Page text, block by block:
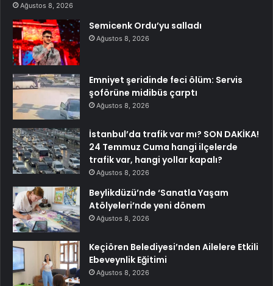
Ağustos 8, 2026
Semicenk Ordu’yu salladı
Ağustos 8, 2026
Emniyet şeridinde feci ölüm: Servis
şoförüne midibüs çarptı
Ağustos 8, 2026
İstanbul’da trafik var mı? SON DAKİKA!
24 Temmuz Cuma hangi ilçelerde
trafik var, hangi yollar kapalı?
Ağustos 8, 2026
Beylikdüzü’nde ‘Sanatla Yaşam
Atölyeleri’nde yeni dönem
Ağustos 8, 2026
Keçiören Belediyesi’nden Ailelere Etkili
Ebeveynlik Eğitimi
Ağustos 8, 2026